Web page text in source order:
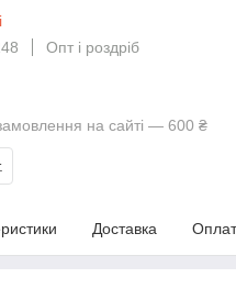
Опт і роздріб
на сайті — 600 ₴
Доставка